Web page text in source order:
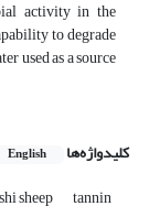
activity in the
to degrade
used as a source
کلیدواژه‌ها English
sheep tannin